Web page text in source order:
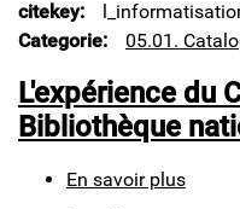
citekey
Categorie
05.01.
L'expérience du
Bibliothèque
En savoir plus